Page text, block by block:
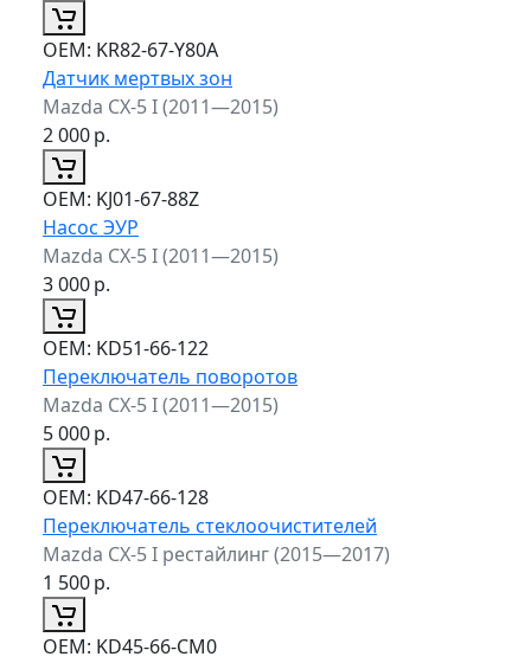
ОЕМ: KR82-67-Y80A
Датчик мертвых зон
Mazda CX-5 I (2011—2015)
2 000р.
ОЕМ: KJ01-67-88Z
Насос ЭУР
Mazda CX-5 I (2011—2015)
3 000р.
ОЕМ: KD51-66-122
Переключатель поворотов
Mazda CX-5 I (2011—2015)
5 000р.
ОЕМ: KD47-66-128
Переключатель стеклоочистителей
Mazda CX-5 I рестайлинг (2015—2017)
1 500р.
ОЕМ: KD45-66-CM0